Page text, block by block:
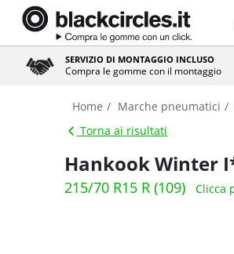
SERVIZIO DI MONTAGGIO INCLUSO
Compra le gomme con il montaggio
Home Marche pneumatici
Torna ai risultati
Hankook Winter
215/70 R15 R (109) Clicca